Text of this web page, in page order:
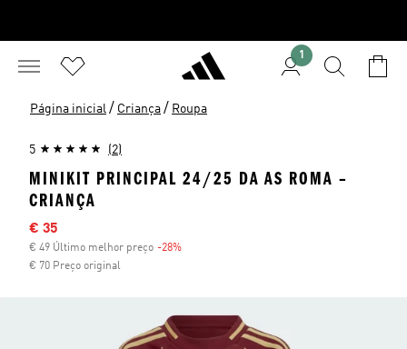
1
Página inicial / Criança / Roupa
5 (2)
MINIKIT PRINCIPAL 24/25 DA AS ROMA –
CRIANÇA
Preço com desconto
€ 35
€ 49 Último melhor preço -28%
€ 70 Preço original